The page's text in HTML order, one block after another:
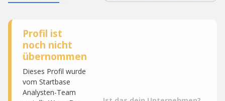
Profil ist
noch nicht
übernommen
Dieses Profil wurde
vom Startbase
Analysten-Team